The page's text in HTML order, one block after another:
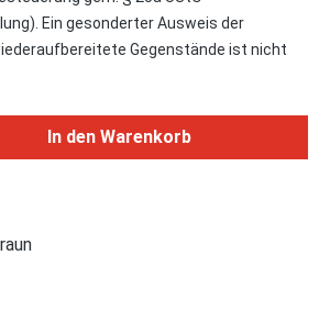
Ein gesonderter Ausweis der
Gegenstände ist nicht
gewünschten Wert ein
In den Warenkorb